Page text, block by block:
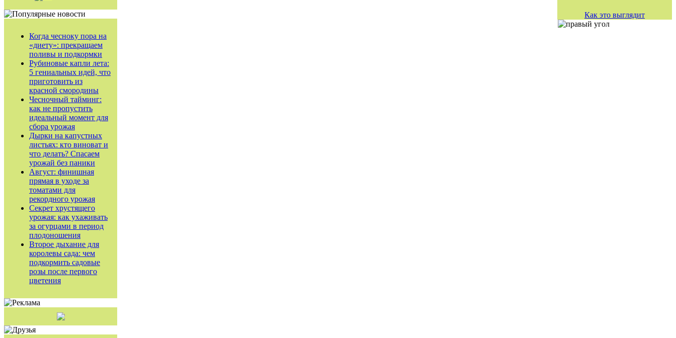
Когда чесноку пора на
«диету»: прекращаем
поливы и подкормки
Рубиновые капли лета:
5 гениальных идей, что
приготовить из
красной смородины
Чесночный тайминг:
как не пропустить
идеальный момент для
сбора урожая
Дырки на капустных
листьях: кто виноват и
что делать? Спасаем
урожай без паники
Август: финишная
прямая в уходе за
томатами для
рекордного урожая
Секрет хрустящего
урожая: как ухаживать
за огурцами в период
плодоношения
Второе дыхание для
королевы сада: чем
подкормить садовые
розы после первого
цветения
Как это выглядит